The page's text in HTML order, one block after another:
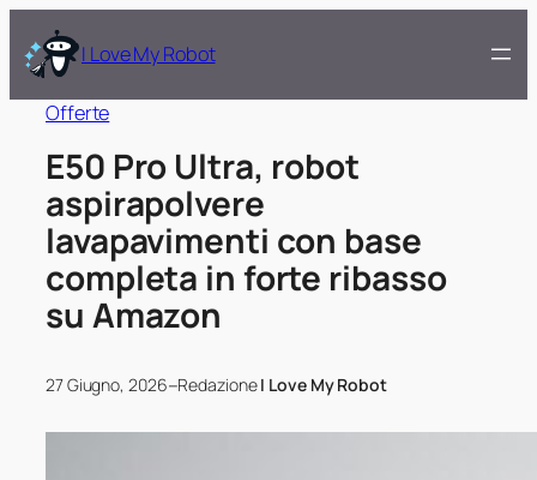
I Love My Robot
Offerte
E50 Pro Ultra, robot
aspirapolvere
lavapavimenti con base
completa in forte ribasso
su Amazon
27 Giugno, 2026–RedazioneI Love My Robot